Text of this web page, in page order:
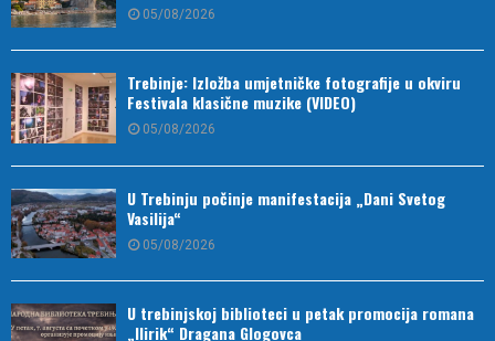
05/08/2026
Trebinje: Izložba umjetničke fotografije u okviru
Festivala klasične muzike (VIDEO)
05/08/2026
U Trebinju počinje manifestacija „Dani Svetog
Vasilija“
05/08/2026
U trebinjskoj biblioteci u petak promocija romana
„Ilirik“ Dragana Glogovca